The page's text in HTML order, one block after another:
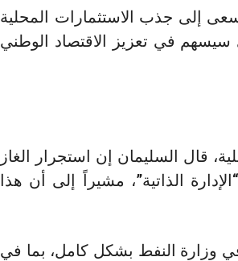
إلى جذب الاستثمارات المحلية
سيسهم في تعزيز الاقتصاد الوطني
قال السليمان إن استجرار الغاز
الذاتية”، مشيراً إلى أن هذا
وزارة النفط بشكل كامل، بما في